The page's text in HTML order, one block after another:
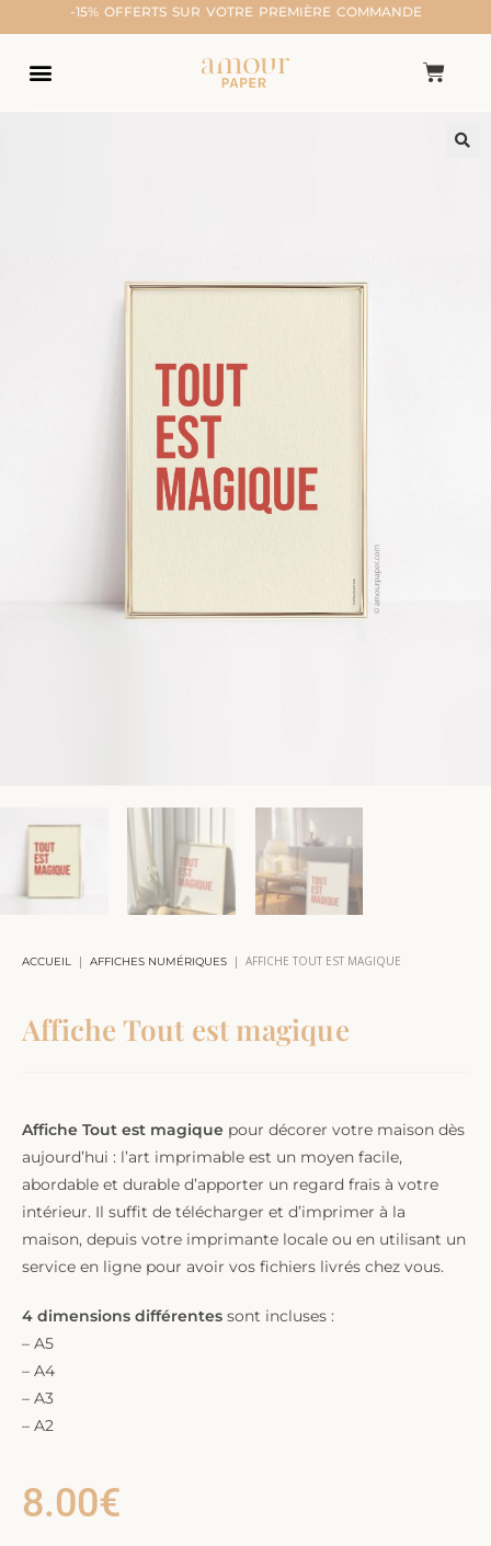
-15% OFFERTS SUR VOTRE PREMIÈRE COMMANDE
ACCUEIL | AFFICHES NUMÉRIQUES | AFFICHE TOUT EST MAGIQUE
Affiche Tout est magique
Affiche Tout est magique pour décorer votre maison dès
aujourd’hui : l’art imprimable est un moyen facile,
abordable et durable d’apporter un regard frais à votre
intérieur. Il suffit de télécharger et d’imprimer à la
maison, depuis votre imprimante locale ou en utilisant un
service en ligne pour avoir vos fichiers livrés chez vous.
4 dimensions différentes sont incluses :
– A5
– A4
– A3
– A2
8.00€